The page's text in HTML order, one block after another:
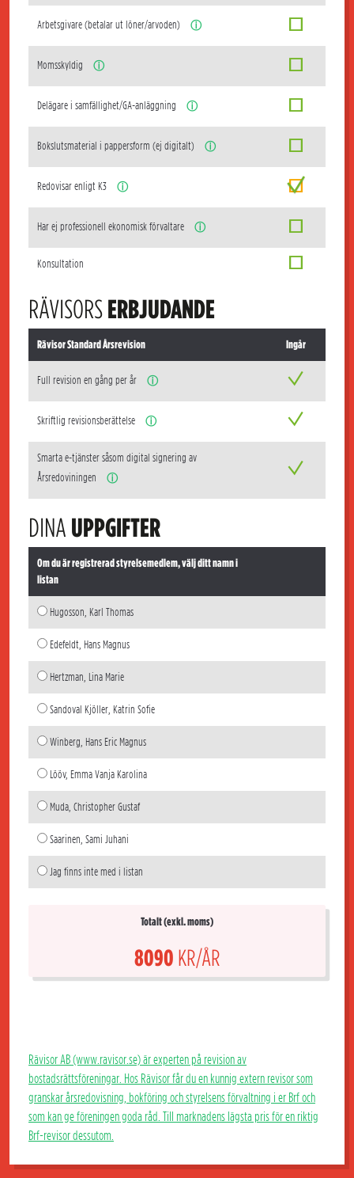
Arbetsgivare (betalar ut löner/arvoden) ⓘ
Momsskyldig ⓘ
Delägare i samfällighet/GA-anläggning ⓘ
Bokslutsmaterial i pappersform (ej digitalt) ⓘ
Redovisar enligt K3 ⓘ
Har ej professionell ekonomisk förvaltare ⓘ
Konsultation
RÄVISORSERBJUDANDE
Rävisor Standard Årsrevision Ingår
Full revision en gång per år ⓘ
Skriftlig revisionsberättelse ⓘ
Smarta e-tjänster såsom digital signering av
Årsredoviningen
ⓘ
DINA UPPGIFTER
Om du är registrerad styrelsemedlem, välj ditt namn i
listan
Hugosson, Karl Thomas
Edefeldt, Hans Magnus
Hertzman, Lina Marie
Sandoval Kjöller, Katrin Sofie
Winberg, Hans Eric Magnus
Lööv, Emma Vanja Karolina
Muda, Christopher Gustaf
Saarinen, Sami Juhani
Jag finns inte med i listan
Totalt (exkl. moms)
8090 KR/ÅR
Rävisor AB (www.ravisor.se) är experten på revision av
bostadsrättsföreningar. Hos Rävisor får du en kunnig extern revisor som
granskar årsredovisning, bokföring och styrelsens förvaltning i er Brf och
som kan ge föreningen goda råd. Till marknadens lägsta pris för en riktig
Brf-revisor dessutom.